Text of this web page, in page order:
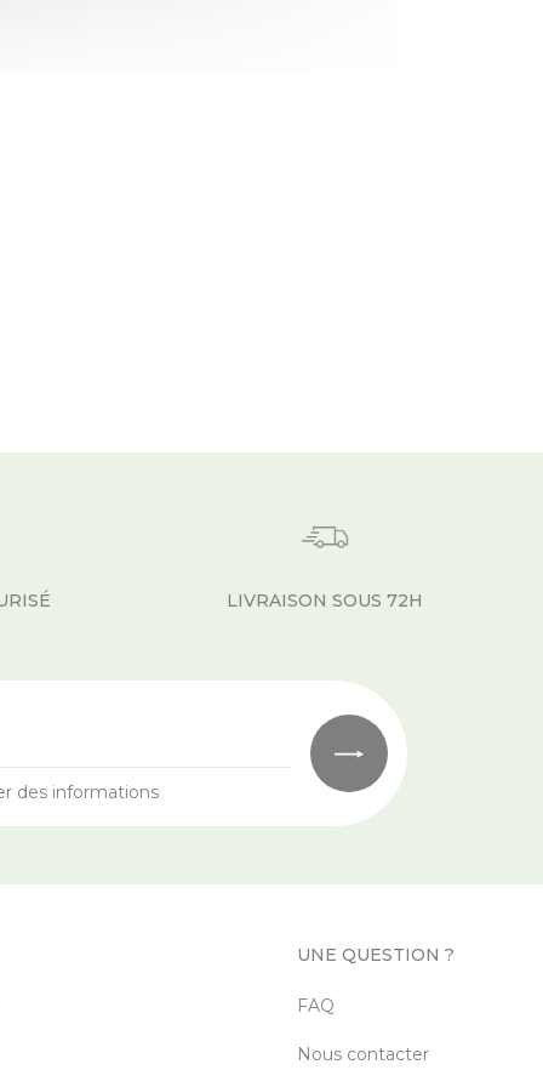
LIVRAISON SOUS 72H
des informations
UNE QUESTION ?
FAQ
Nous contacter